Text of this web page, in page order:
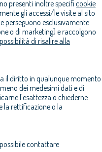
presenti inoltre specifi cookie
gli accessi/le visite al sito
perseguono esclusivamente
o di marketing) e raccolgono
di risalire alla
il diritto in qualunque momento
dei medesimi dati e di
l'esattezza o chiederne
la rettificazione o la
contattare